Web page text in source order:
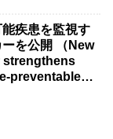
疾患を監視す
を公開 （New
strengthens
preventable